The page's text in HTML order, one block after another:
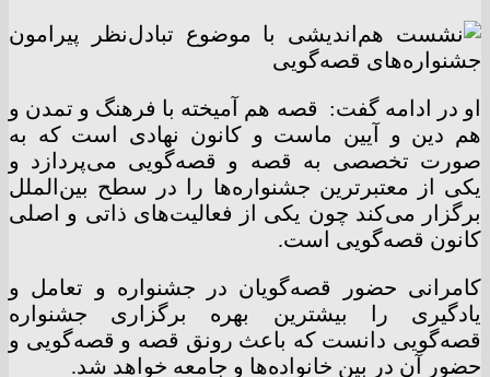
او در ادامه گفت: قصه هم آمیخته با فرهنگ و تمدن و
هم دین و آیین ماست و کانون نهادی است که به
صورت تخصصی به قصه و قصه‌گویی می‌پردازد و
یکی از معتبرترین جشنواره‌ها را در سطح بین‌الملل
برگزار می‌کند چون یکی از فعالیت‌های ذاتی و اصلی
کانون قصه‌گویی است.
کامرانی حضور قصه‌گویان در جشنواره و تعامل و
یادگیری را بیشترین بهره برگزاری جشنواره
قصه‌گویی دانست که باعث رونق قصه و قصه‌گویی و
حضور آن در بین خانواده‌ها و جامعه خواهد شد.